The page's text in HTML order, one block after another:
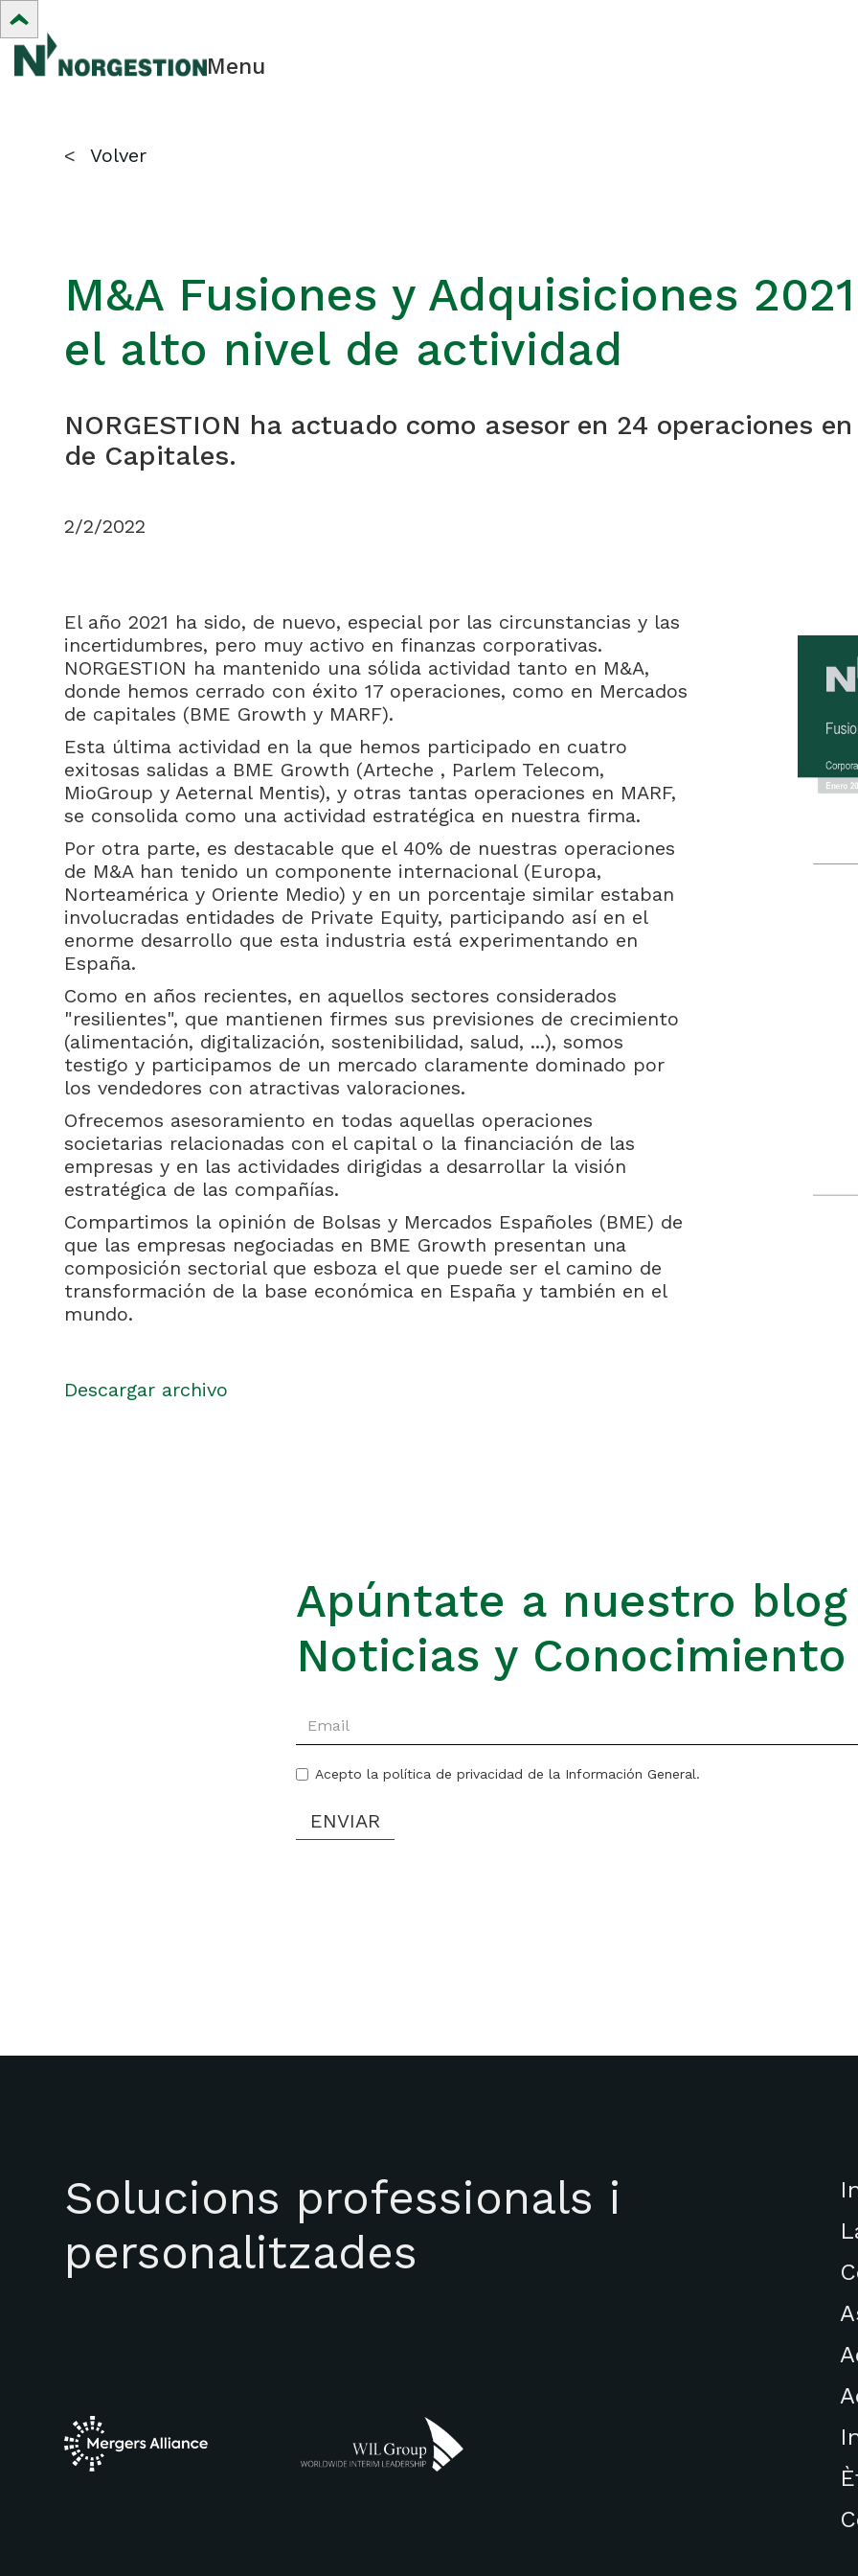
Menu
< Volver
M&A Fusiones y Adquisiciones
el alto nivel de actividad
NORGESTION ha actuado como asesor en 24 operaciones
de Capitales.
2/2/2022
El año 2021 ha sido, de nuevo, especial por las circunstancias y las
incertidumbres, pero muy activo en finanzas corporativas.
NORGESTION ha mantenido una sólida actividad tanto en M&A,
donde hemos cerrado con éxito 17 operaciones, como en Mercados
de capitales (BME Growth y MARF).
Esta última actividad en la que hemos participado en cuatro
exitosas salidas a BME Growth (Arteche , Parlem Telecom,
MioGroup y Aeternal Mentis), y otras tantas operaciones en MARF,
se consolida como una actividad estratégica en nuestra firma.
Por otra parte, es destacable que el 40% de nuestras operaciones
de M&A han tenido un componente internacional (Europa,
Norteamérica y Oriente Medio) y en un porcentaje similar estaban
involucradas entidades de Private Equity, participando así en el
enorme desarrollo que esta industria está experimentando en
España.
Como en años recientes, en aquellos sectores considerados
"resilientes", que mantienen firmes sus previsiones de crecimiento
(alimentación, digitalización, sostenibilidad, salud, ...), somos
testigo y participamos de un mercado claramente dominado por
los vendedores con atractivas valoraciones.
Ofrecemos asesoramiento en todas aquellas operaciones
societarias relacionadas con el capital o la financiación de las
empresas y en las actividades dirigidas a desarrollar la visión
estratégica de las compañías.
Compartimos la opinión de Bolsas y Mercados Españoles (BME) de
que las empresas negociadas en BME Growth presentan una
composición sectorial que esboza el que puede ser el camino de
transformación de la base económica en España y también en el
mundo.
Descargar archivo
Apúntate a nuestro
Noticias y Conocimiento
Acepto la política de privacidad de la Información General.
Solucions professionals i
personalitzades